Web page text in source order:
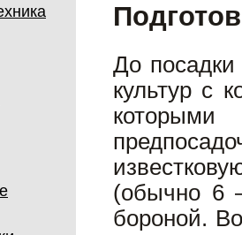
До посадки
культур с
(обычно 6
бороной.